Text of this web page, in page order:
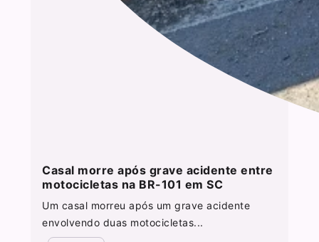
Casal morre após grave acidente entre
motocicletas na BR-101 em SC
Um casal morreu após um grave acidente
envolvendo duas motocicletas...